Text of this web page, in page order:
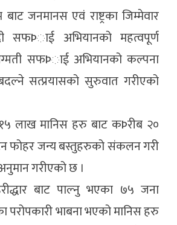
जनमानस एवं राष्ट्रका जिम्मेवार
सफÞाई अभियानको महत्वपूर्ण
सफÞाई अभियानको कल्पना
सत्प्रयासको सुरुवात गरीएको
लाख मानिस हरु बाट कÞरीब २०
फोहर जन्य बस्तुहरुको संकलन गरी
गरीएको छ ।
बाट पाल्नु भएका ७५ जना
परोपकारी भाबना भएको मानिस हरु